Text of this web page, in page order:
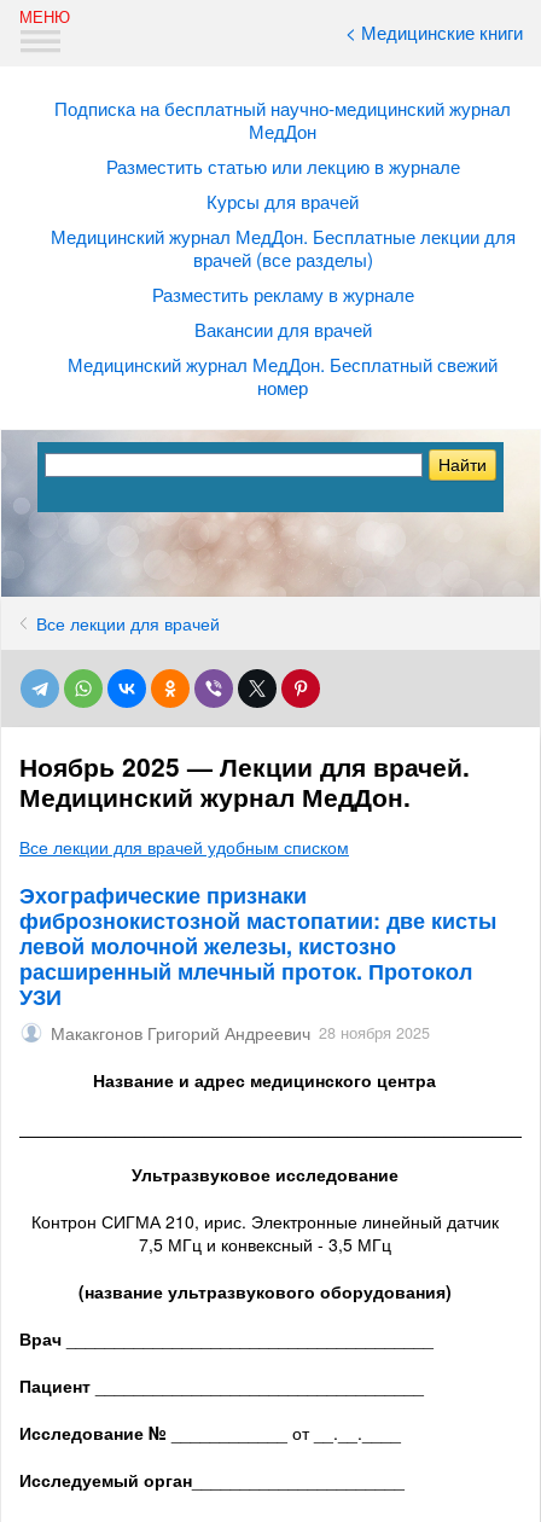
< Медицинские книги
Подписка на бесплатный научно-медицинский журнал
МедДон
Разместить статью или лекцию в журнале
Курсы для врачей
Медицинский журнал МедДон. Бесплатные лекции для
врачей (все разделы)
Разместить рекламу в журнале
Вакансии для врачей
Медицинский журнал МедДон. Бесплатный свежий
номер
Все лекции для врачей
Ноябрь 2025 — Лекции для врачей.
Медицинский журнал МедДон.
Все лекции для врачей удобным списком
Эхографические признаки
фибрознокистозной мастопатии: две кисты
левой молочной железы, кистозно
расширенный млечный проток. Протокол
УЗИ
Макакгонов Григорий Андреевич 28 ноября 2025
Название и адрес медицинского центра
Ультразвуковое исследование
Контрон СИГМА 210, ирис. Электронные линейный датчик
7,5 МГц и конвексный - 3,5 МГц
(название ультразвукового оборудования)
Врач
Пациент
Исследование № ____________ от __.__.____
Исследуемый орган